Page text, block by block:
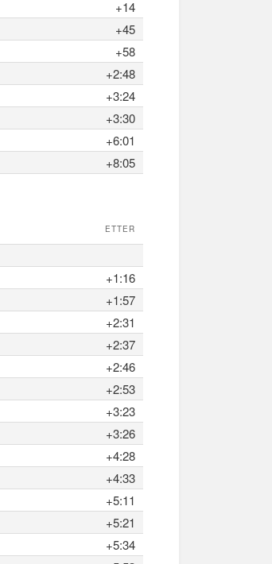
+14
+45
+58
+2:48
+3:24
+3:30
+6:01
+8:05
ETTER
+1:16
+1:57
+2:31
+2:37
+2:46
+2:53
+3:23
+3:26
+4:28
+4:33
+5:11
+5:21
+5:34